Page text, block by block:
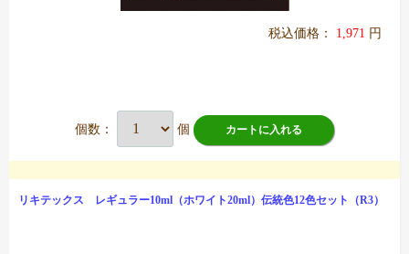
税込価格： 1,971 円
個数： 個 カートに入れる
リキテックス レギュラー10ml（ホワイト20ml）伝統色12色セット（R3）